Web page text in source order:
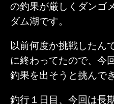
の釣果が厳しくダンゴ
ダム湖です。
以前何度か挑戦したん
に終わってたので、今
釣果を出そうと挑んで
釣行１日目、今回は長